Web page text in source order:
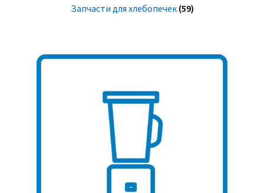
Запчасти для хлебопечек (59)